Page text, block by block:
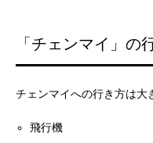
「チェンマイ」の
チェンマイへの行き方は大
飛行機